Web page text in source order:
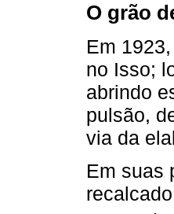
O grão
Em
no Isso;
abrindo
pulsão,
via da
Em suas